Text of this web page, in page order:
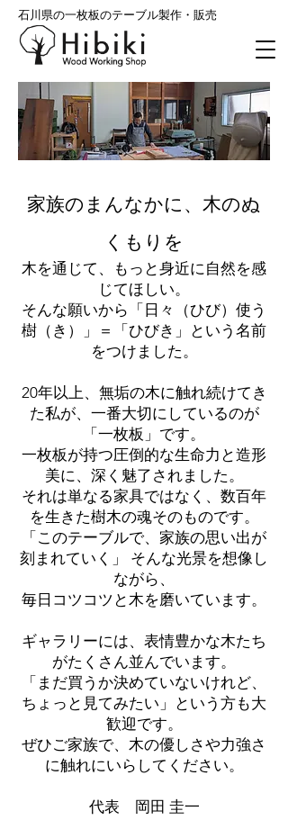
石川県の一枚板のテーブル製作・販売
家族のまんなかに、木のぬ
くもりを
木を通じて、もっと身近に自然を感
じてほしい。
そんな願いから「日々（ひび）使う
樹（き）」＝「ひびき」という名前
をつけました。
20年以上、無垢の木に触れ続けてき
た私が、一番大切にしているのが
「一枚板」です。
一枚板が持つ圧倒的な生命力と造形
美に、深く魅了されました。
それは単なる家具ではなく、数百年
を生きた樹木の魂そのものです。
「このテーブルで、家族の思い出が
刻まれていく」 そんな光景を想像し
ながら、
毎日コツコツと木を磨いています。
ギャラリーには、表情豊かな木たち
がたくさん並んでいます。
「まだ買うか決めていないけれど、
ちょっと見てみたい」という方も大
歓迎です。
ぜひご家族で、木の優しさや力強さ
に触れにいらしてください。
代表 岡田 圭一